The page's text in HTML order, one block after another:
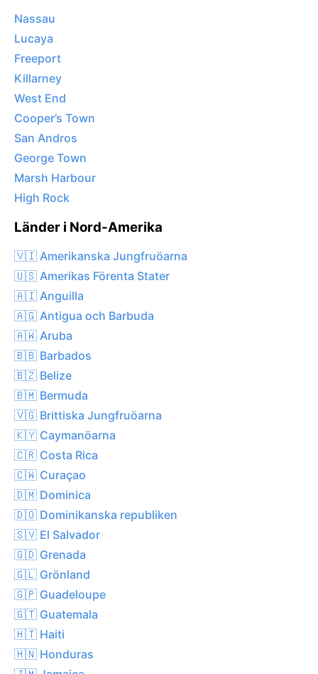
Nassau
Lucaya
Freeport
Killarney
West End
Cooper’s Town
San Andros
George Town
Marsh Harbour
High Rock
Länder i Nord-Amerika
🇻🇮 Amerikanska Jungfruöarna
🇺🇸 Amerikas Förenta Stater
🇦🇮 Anguilla
🇦🇬 Antigua och Barbuda
🇦🇼 Aruba
🇧🇧 Barbados
🇧🇿 Belize
🇧🇲 Bermuda
🇻🇬 Brittiska Jungfruöarna
🇰🇾 Caymanöarna
🇨🇷 Costa Rica
🇨🇼 Curaçao
🇩🇲 Dominica
🇩🇴 Dominikanska republiken
🇸🇻 El Salvador
🇬🇩 Grenada
🇬🇱 Grönland
🇬🇵 Guadeloupe
🇬🇹 Guatemala
🇭🇹 Haiti
🇭🇳 Honduras